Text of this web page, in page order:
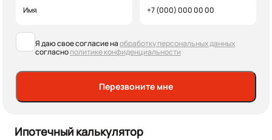
Я даю свое согласие наобработку персональных данных
согласнополитике конфиденциальности
Перезвоните мне
Ипотечный калькулятор